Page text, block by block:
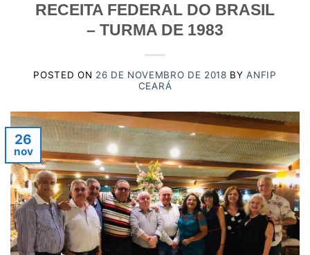
RECEITA FEDERAL DO BRASIL
– TURMA DE 1983
POSTED ON 26 DE NOVEMBRO DE 2018 BYANFIP
CEARÁ
26
nov